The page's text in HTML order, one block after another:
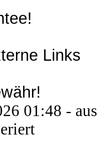
Links
01:48 - aus